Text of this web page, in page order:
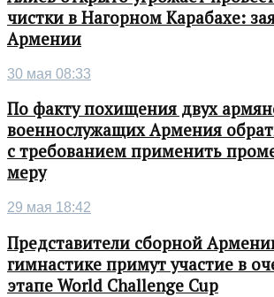
чистки в Нагорном Карабахе:
Армении
30 мая 08:33
По факту похищения двух
военнослужащих Армения
с требованием применить
меру
29 мая 18:42
Представители сборной
гимнастике примут участие в
этапе World Challenge Cup